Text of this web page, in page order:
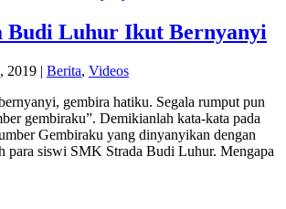
Budi Luhur Ikut Bernyanyi
2019 | Berita, Videos
gembira hatiku. Segala rumput pun
gembiraku”. Demikianlah kata-kata pada
Gembiraku yang dinyanyikan dengan
para siswi SMK Strada Budi Luhur. Mengapa